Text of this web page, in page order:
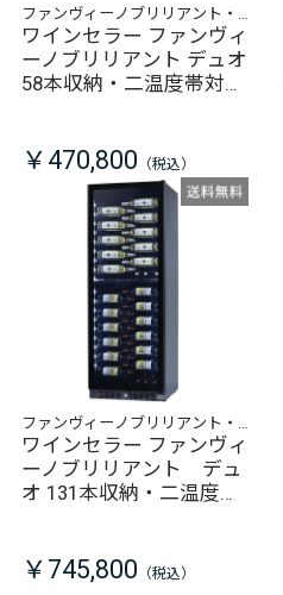
ファンヴィーノブリリアント・
デュオ
ワインセラー ファンヴィ
ーノブリリアント デュオ
58本収納・二温度帯対応
￥470,800
ファンヴィーノブリリアント・
デュオ
ワインセラー ファンヴィ
ーノブリリアント デュ
オ 131本収納・二温度帯
可】
￥745,800